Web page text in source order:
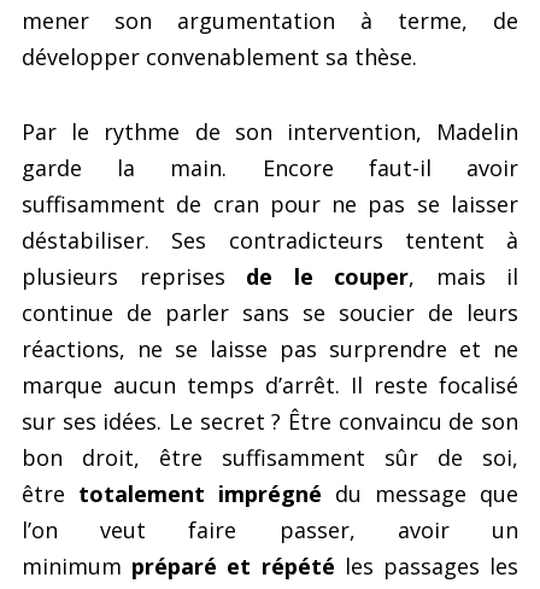
mener son argumentation à terme, de
développer convenablement sa thèse.
Par le rythme de son intervention, Madelin
garde la main. Encore faut-il avoir
suffisamment de cran pour ne pas se laisser
déstabiliser. Ses contradicteurs tentent à
plusieurs reprises de le couper, mais il
continue de parler sans se soucier de leurs
réactions, ne se laisse pas surprendre et ne
marque aucun temps d’arrêt. Il reste focalisé
sur ses idées. Le secret ? Être convaincu de son
bon droit, être suffisamment sûr de soi,
être totalement imprégné du message que
l’on veut faire passer, avoir un
minimum préparé et répété les passages les